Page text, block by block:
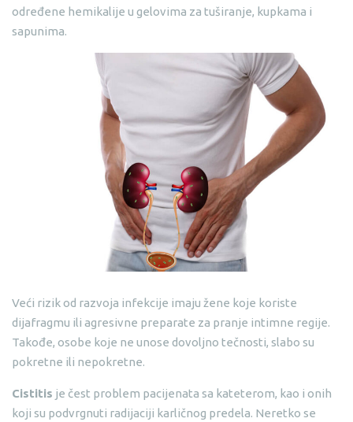
određene hemikalije u gelovima za tuširanje, kupkama i
sapunima.
Veći rizik od razvoja infekcije imaju žene koje koriste
dijafragmu ili agresivne preparate za pranje intimne regije.
Takođe, osobe koje ne unose dovoljno tečnosti, slabo su
pokretne ili nepokretne.
Cistitis je čest problem pacijenata sa kateterom, kao i onih
koji su podvrgnuti radijaciji karličnog predela. Neretko se